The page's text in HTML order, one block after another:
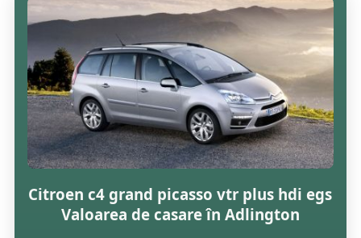
Citroen c4 grand picasso vtr plus hdi egs
Valoarea de casare în Adlington